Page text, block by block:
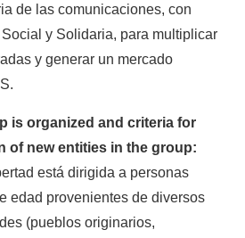
de las comunicaciones, con
y Solidaria, para multiplicar
y generar un mercado
is organized and criteria for
of new entities in the group:
está dirigida a personas
edad provenientes de diversos
(pueblos originarios,